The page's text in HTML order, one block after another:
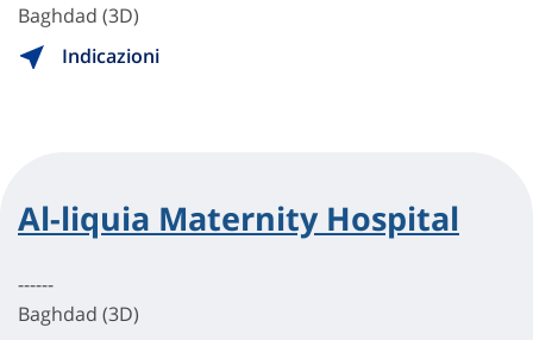
Baghdad (3D)
Indicazioni
Al-liquia Maternity Hospital
------
Baghdad (3D)